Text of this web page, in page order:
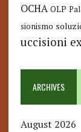
OCHA OLP
sionismo
uccisioni
ARCHIVES
August 2026